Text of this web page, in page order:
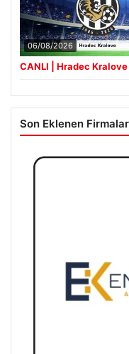
06/08/2026
CANLI | Hradec Kralove
Son Eklenen Firmalar